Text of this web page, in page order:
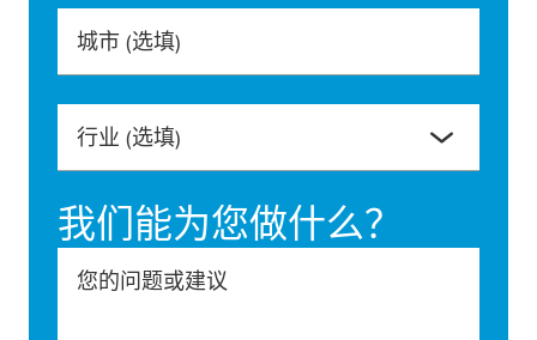
城市 (选填)
行业 (选填)
我们能为您做什么？
您的问题或建议